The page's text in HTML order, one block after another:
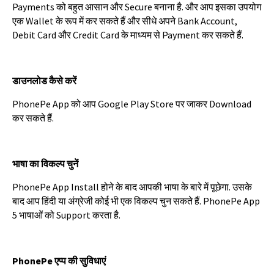
PaymentsकोबहुतआसानऔरSecureबनानाहै. औरआपइसकाउपयोग
एकWalletकेरूपमेंकरसकतेहैंऔरसीधेअपनेBank Account,
Debit Card औरCredit Cardकेमाध्यमसे Paymentकरसकतेहैं.
डाउनलोडकैसेकरें
PhonePe AppकोआपGoogle Play StoreपरजाकरDownload
करसकतेहैं.
भाषाकाविकल्पचुनें
PhonePe App Installहोनेकेबादआपकीभाषाकेबारेमेंपूछेगा.उसके
बादआपहिंदीयाअंग्रेजीकोईभीएकविकल्पचुनसकतेहैं. PhonePe App
5 भाषाओंकोSupportकरताहै.
PhonePeएप्पकीसुविधाएं